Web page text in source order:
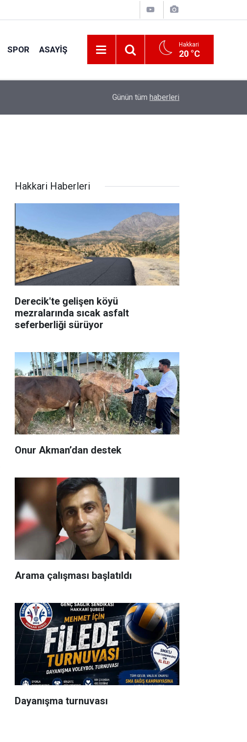
SPOR ASAYIŞ Hakkari
20 °C
Kanat kalbine yenik düştü
Günün tüm haberleri
Hakkari Haberleri
Derecik'te gelişen köyü
mezralarında sıcak asfalt
seferberliği sürüyor
Onur Akman’dan destek
Arama çalışması başlatıldı
Dayanışma turnuvası